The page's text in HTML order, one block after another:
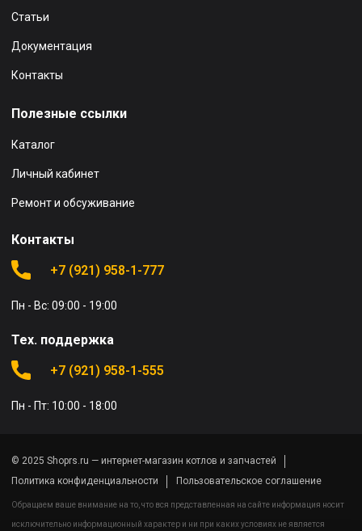
Статьи
Документация
Контакты
Полезные ссылки
Каталог
Личный кабинет
Ремонт и обсуживание
Контакты
+7 (921) 958-1-777
Пн - Вс: 09:00 - 19:00
Тех. поддержка
+7 (921) 958-1-555
Пн - Пт: 10:00 - 18:00
© 2025 Shoprs.ru — интернет-магазин котлов и запчастей
Политика конфиденциальности
Пользовательское соглашение
Обращаем ваше внимание на то, что вся представленная на сайте информация носит
исключительно информационный характер и ни при каких условиях не является